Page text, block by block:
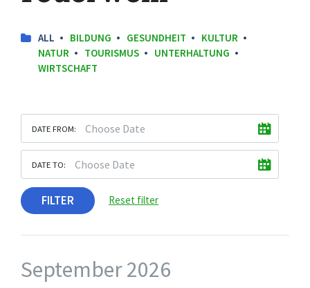
ALL BILDUNG GESUNDHEIT
KULTUR
NATUR
TOURISMUS
UNTERHALTUNG
WIRTSCHAFT
DATE FROM:
DATE TO:
FILTER Reset filter
September 2026